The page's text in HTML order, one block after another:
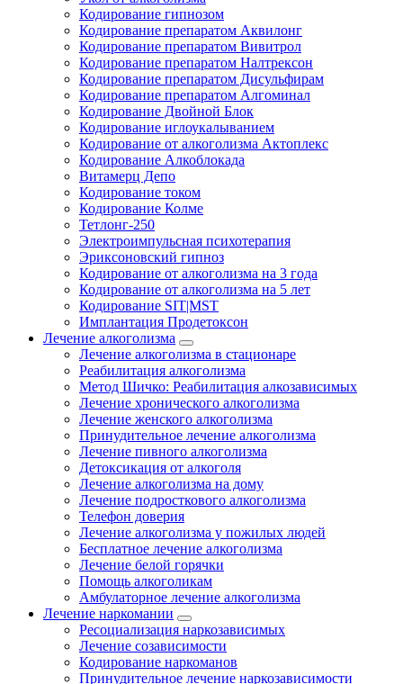
Кодирование гипнозом
Кодирование препаратом Аквилонг
Кодирование препаратом Вивитрол
Кодирование препаратом Налтрексон
Кодирование препаратом Дисульфирам
Кодирование препаратом Алгоминал
Кодирование Двойной Блок
Кодирование иглоукалыванием
Кодирование от алкоголизма Актоплекс
Кодирование Алкоблокада
Витамерц Депо
Кодирование током
Кодирование Колме
Тетлонг-250
Электроимпульсная психотерапия
Эриксоновский гипноз
Кодирование от алкоголизма на 3 года
Кодирование от алкоголизма на 5 лет
Кодирование SIT|MST
Имплантация Продетоксон
Лечение алкоголизма
Лечение алкоголизма в стационаре
Реабилитация алкоголизма
Метод Шичко: Реабилитация алкозависимых
Лечение хронического алкоголизма
Лечение женского алкоголизма
Принудительное лечение алкоголизма
Лечение пивного алкоголизма
Детоксикация от алкоголя
Лечение алкоголизма на дому
Лечение подросткового алкоголизма
Телефон доверия
Лечение алкоголизма у пожилых людей
Бесплатное лечение алкоголизма
Лечение белой горячки
Помощь алкоголикам
Амбулаторное лечение алкоголизма
Лечение наркомании
Ресоциализация наркозависимых
Лечение созависимости
Кодирование наркоманов
Принудительное лечение наркозависимости